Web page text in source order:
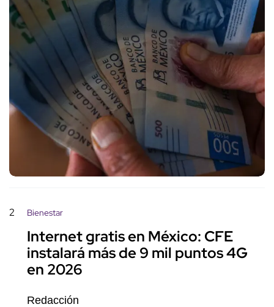
2 Bienestar
Internet gratis en México: CFE
instalará más de 9 mil puntos 4G
en 2026
Redacción